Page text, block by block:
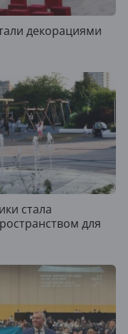
декорациями
стала
для